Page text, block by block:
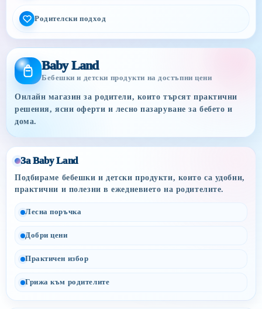
Родителски подход
Baby Land
Бебешки и детски продукти на достъпни цени
Онлайн магазин за родители, които търсят практични
решения, ясни оферти и лесно пазаруване за бебето и
дома.
За Baby Land
Подбираме бебешки и детски продукти, които са удобни,
практични и полезни в ежедневието на родителите.
Лесна поръчка
Добри цени
Практичен избор
Грижа към родителите